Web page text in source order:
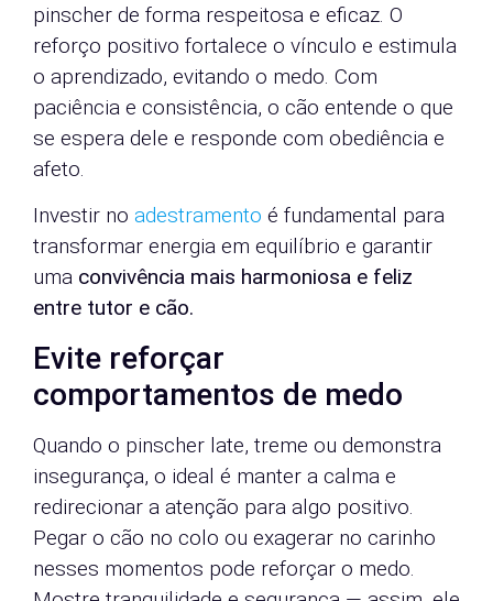
pinscher de forma respeitosa e eficaz. O
reforço positivo fortalece o vínculo e estimula
o aprendizado, evitando o medo. Com
paciência e consistência, o cão entende o que
se espera dele e responde com obediência e
afeto.
Investir no adestramento é fundamental para
transformar energia em equilíbrio e garantir
uma convivência mais harmoniosa e feliz
entre tutor e cão.
Evite reforçar
comportamentos de medo
Quando o pinscher late, treme ou demonstra
insegurança, o ideal é manter a calma e
redirecionar a atenção para algo positivo.
Pegar o cão no colo ou exagerar no carinho
nesses momentos pode reforçar o medo.